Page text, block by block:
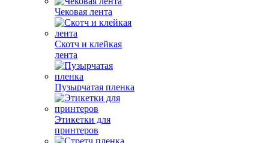
Чековая лента
Скотч и клейкая
лента
Пузырчатая пленка
Этикетки для
принтеров